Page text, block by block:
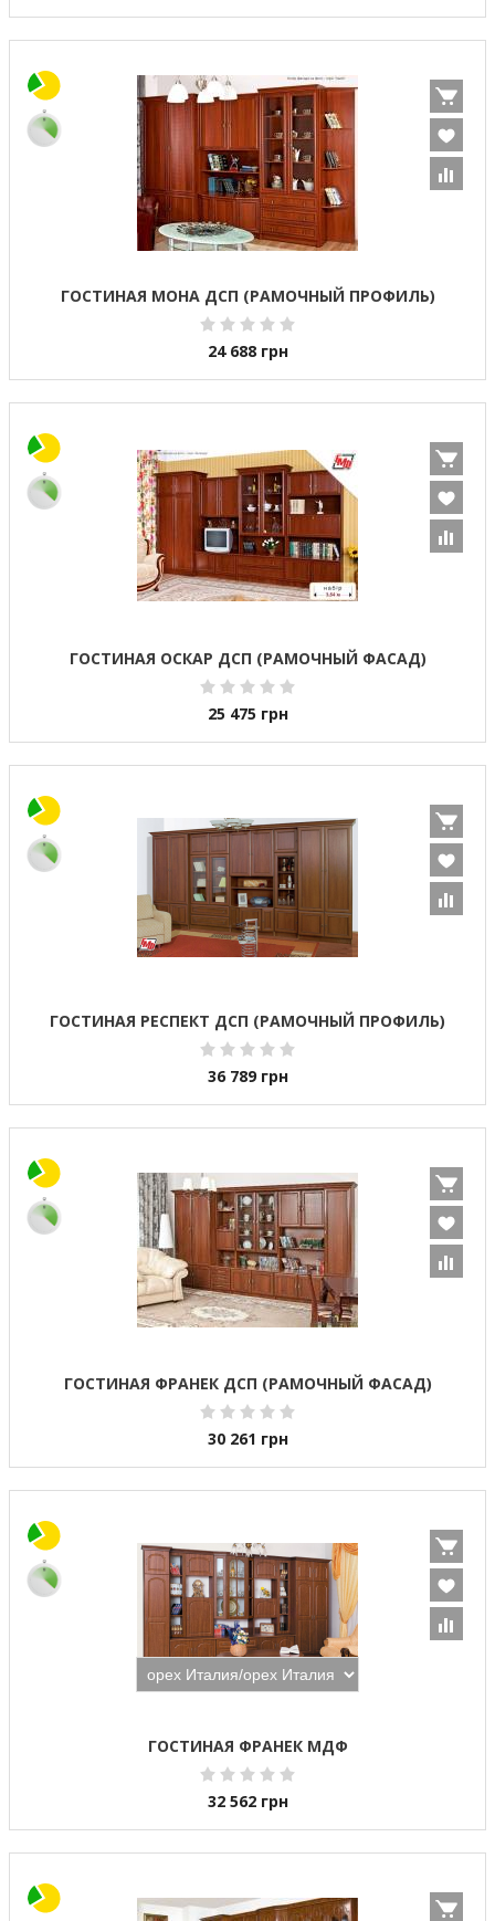
ГОСТИНАЯ МОНА ДСП (РАМОЧНЫЙ ПРОФИЛЬ)
24 688 грн
ГОСТИНАЯ ОСКАР ДСП (РАМОЧНЫЙ ФАСАД)
25 475 грн
ГОСТИНАЯ РЕСПЕКТ ДСП (РАМОЧНЫЙ ПРОФИЛЬ)
36 789 грн
ГОСТИНАЯ ФРАНЕК ДСП (РАМОЧНЫЙ ФАСАД)
30 261 грн
ГОСТИНАЯ ФРАНЕК МДФ
32 562 грн